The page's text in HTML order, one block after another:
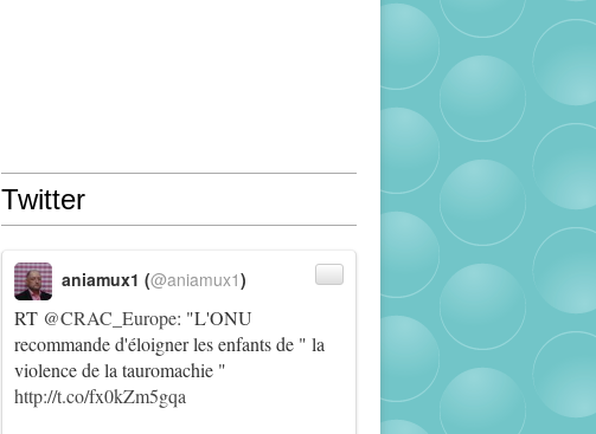
Twitter
RT @CRAC_Europe: "L'ONU
recommande d'éloigner les enfants de " la
violence de la tauromachie "
http://t.co/fx0kZm5gqa
aniamux1 (@aniamux1)